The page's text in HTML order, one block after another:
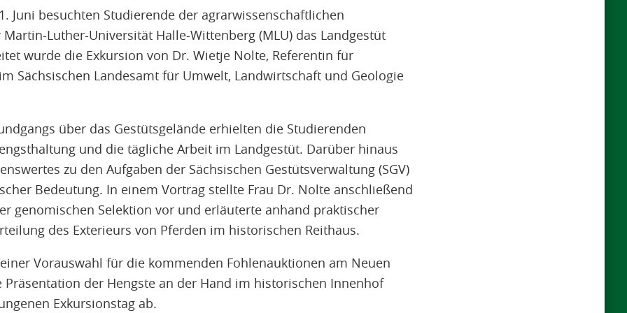
Juni besuchten Studierende der agrarwissenschaftlichen
Luther-Universität Halle-Wittenberg (MLU) das Landgestüt
wurde die Exkursion von Dr. Wietje Nolte, Referentin für
Sächsischen Landesamt für Umwelt, Landwirtschaft und Geologie
über das Gestütsgelände erhielten die Studierenden
und die tägliche Arbeit im Landgestüt. Darüber hinaus
zu den Aufgaben der Sächsischen Gestütsverwaltung (SGV)
Bedeutung. In einem Vortrag stellte Frau Dr. Nolte anschließend
genomischen Selektion vor und erläuterte anhand praktischer
des Exterieurs von Pferden im historischen Reithaus.
Vorauswahl für die kommenden Fohlenauktionen am Neuen
Präsentation der Hengste an der Hand im historischen Innenhof
Exkursionstag ab.